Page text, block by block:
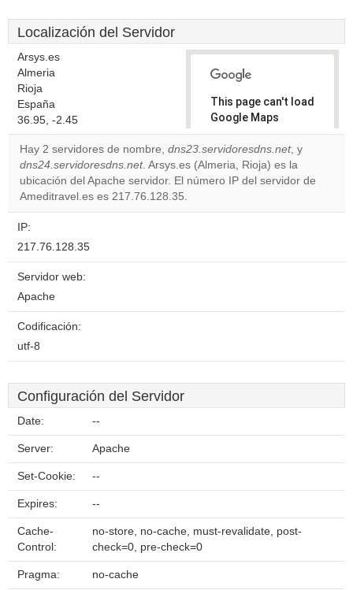
Localización del Servidor
Arsys.es
Almeria
Rioja
España
36.95, -2.45
This page can't load
Google Maps
correctly.
Do you
own this
OK
Hay 2 servidores de nombre, dns23.servidoresdns.net, y
dns24.servidoresdns.net. Arsys.es (Almeria, Rioja) es la
ubicación del Apache servidor. El número IP del servidor de
Ameditravel.es es 217.76.128.35.
IP:
217.76.128.35
Servidor web:
Apache
Codificación:
utf-8
Configuración del Servidor
Date: --
Server: Apache
Set-Cookie: --
Expires: --
Cache-
Control:
no-store, no-cache, must-revalidate, post-
check=0, pre-check=0
Pragma: no-cache